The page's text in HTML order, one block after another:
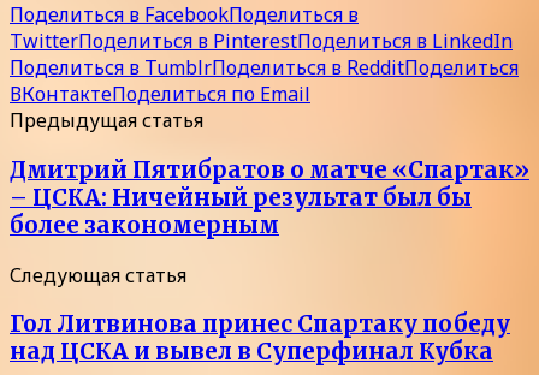
Поделиться в FacebookПоделиться в
TwitterПоделиться в PinterestПоделиться в LinkedIn
Поделиться в TumblrПоделиться в RedditПоделиться
ВКонтактеПоделиться по Email
Предыдущая статья
Дмитрий Пятибратов о матче «Спартак»
– ЦСКА: Ничейный результат был бы
более закономерным
Следующая статья
Гол Литвинова принес Спартаку победу
над ЦСКА и вывел в Суперфинал Кубка